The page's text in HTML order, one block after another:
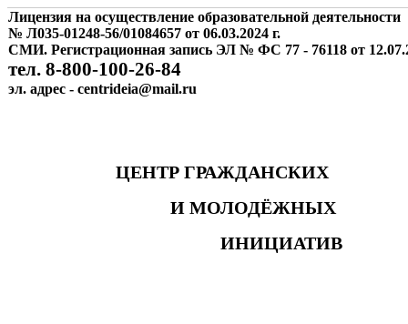
Лицензия на осуществление образовательной деятельности
№ Л035-01248-56/01084657 от 06.03.2024 г.
СМИ. Регистрационная запись ЭЛ № ФС 77 - 76118 от
тел. 8-800-100-26-84
эл. адрес - centrideia@mail.ru
ЦЕНТР ГРАЖДАНСКИХ
И МОЛОДЁЖНЫХ
ИНИЦИАТИВ